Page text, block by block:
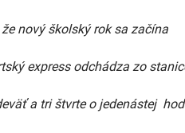
nový školský rok sa začína
express odchádza zo
a tri štvrte o jedenástej